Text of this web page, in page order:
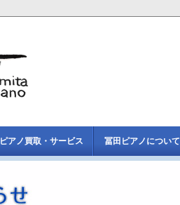
ピアノ買取・サービス 冨田ピアノについて